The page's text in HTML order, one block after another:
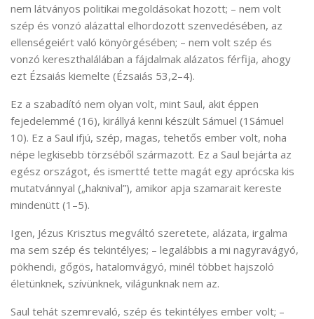
nem látványos politikai megoldásokat hozott; – nem volt
szép és vonzó alázattal elhordozott szenvedésében, az
ellenségeiért való könyörgésében; – nem volt szép és
vonzó kereszthalálában a fájdalmak alázatos férfija, ahogy
ezt Ézsaiás kiemelte (Ézsaiás 53,2–4).
Ez a szabadító nem olyan volt, mint Saul, akit éppen
fejedelemmé (16), királlyá kenni készült Sámuel (1Sámuel
10). Ez a Saul ifjú, szép, magas, tehetős ember volt, noha
népe legkisebb törzséből származott. Ez a Saul bejárta az
egész országot, és ismertté tette magát egy aprócska kis
mutatvánnyal („haknival”), amikor apja szamarait kereste
mindenütt (1–5).
Igen, Jézus Krisztus megváltó szeretete, alázata, irgalma
ma sem szép és tekintélyes; – legalábbis a mi nagyravágyó,
pökhendi, gőgös, hatalomvágyó, minél többet hajszoló
életünknek, szívünknek, világunknak nem az.
Saul tehát szemrevaló, szép és tekintélyes ember volt; –